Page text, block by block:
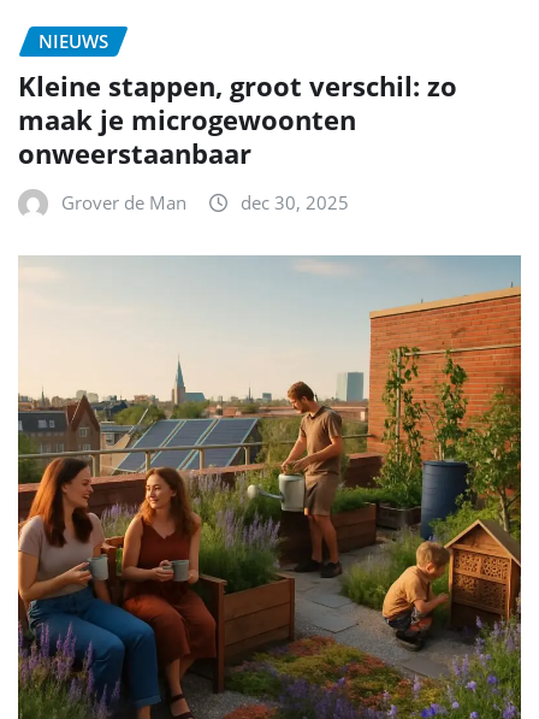
NIEUWS
Kleine stappen, groot verschil: zo
maak je microgewoonten
onweerstaanbaar
Grover de Man dec 30, 2025